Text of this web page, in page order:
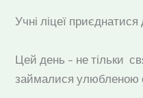
Учні ліцеї
Цей день – не тільки
займалися улюбленою